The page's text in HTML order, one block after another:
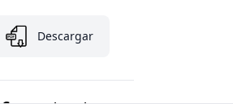
Descargar